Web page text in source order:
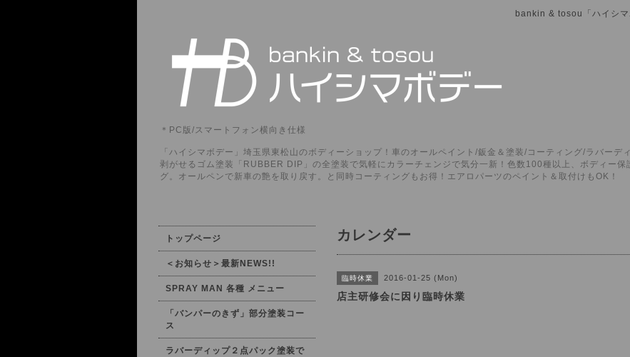
bankin & tosou「ハイシマ
＊PC版/スマートフォン横向き仕様
「ハイシマボデー」埼玉県東松山のボディーショップ！車のオールペイント/鈑金＆塗装/コーティング/ラバーデ
剥がせるゴム塗装「RUBBER DIP」の全塗装で気軽にカラーチェンジで気分一新！色数100種以上、ボディー保
グ。オールペンで新車の艶を取り戻す。と同時コーティングもお得！エアロパーツのペイント＆取付けもOK！
カレンダー
臨時休業 2016-01-25 (Mon)
店主研修会に因り臨時休業
トップページ
＜お知らせ＞最新NEWS!!
SPRAY MAN 各種 メニュー
「バンパーのきず」部分塗装コー
ス
ラバーディップ２点パック塗装で